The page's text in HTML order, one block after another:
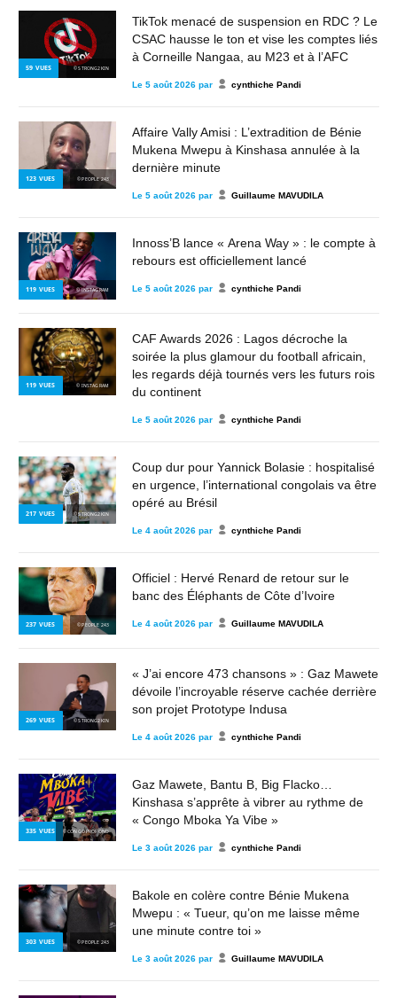
59 VUES © STRONG2KIN
TikTok menacé de suspension en RDC ? Le
CSAC hausse le ton et vise les comptes liés
à Corneille Nangaa, au M23 et à l’AFC
Le 5 août 2026 par cynthiche Pandi
123 VUES © PEOPLE 243
Affaire Vally Amisi : L’extradition de Bénie
Mukena Mwepu à Kinshasa annulée à la
dernière minute
Le 5 août 2026 par Guillaume MAVUDILA
119 VUES © INSTAGRAM
Innoss’B lance « Arena Way » : le compte à
rebours est officiellement lancé
Le 5 août 2026 par cynthiche Pandi
119 VUES © INSTAGRAM
CAF Awards 2026 : Lagos décroche la
soirée la plus glamour du football africain,
les regards déjà tournés vers les futurs rois
du continent
Le 5 août 2026 par cynthiche Pandi
217 VUES © STRONG2KIN
Coup dur pour Yannick Bolasie : hospitalisé
en urgence, l’international congolais va être
opéré au Brésil
Le 4 août 2026 par cynthiche Pandi
237 VUES © PEOPLE 243
Officiel : Hervé Renard de retour sur le
banc des Éléphants de Côte d’Ivoire
Le 4 août 2026 par Guillaume MAVUDILA
269 VUES © STRONG2KIN
« J’ai encore 473 chansons » : Gaz Mawete
dévoile l’incroyable réserve cachée derrière
son projet Prototype Indusa
Le 4 août 2026 par cynthiche Pandi
335 VUES © CONGO PROFOND
Gaz Mawete, Bantu B, Big Flacko…
Kinshasa s’apprête à vibrer au rythme de
« Congo Mboka Ya Vibe »
Le 3 août 2026 par cynthiche Pandi
303 VUES © PEOPLE 243
Bakole en colère contre Bénie Mukena
Mwepu : « Tueur, qu’on me laisse même
une minute contre toi »
Le 3 août 2026 par Guillaume MAVUDILA